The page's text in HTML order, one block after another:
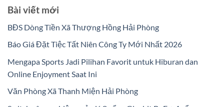
Bài viết mới
BĐS Dòng Tiền Xã Thượng Hồng Hải Phòng
Báo Giá Đặt Tiệc Tất Niên Công Ty Mới Nhất 2026
Mengapa Sports Jadi Pilihan Favorit untuk Hiburan dan
Online Enjoyment Saat Ini
Văn Phòng Xã Thanh Miện Hải Phòng